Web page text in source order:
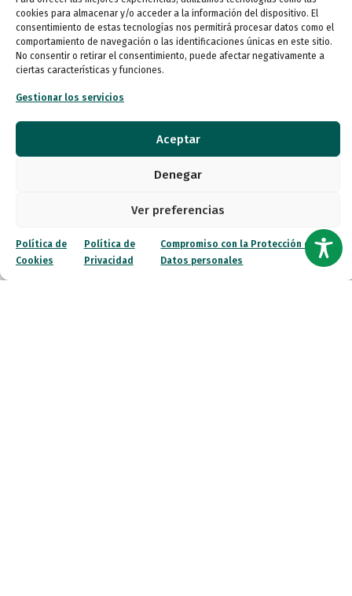
cookies para almacenar y/o acceder a la información del dispositivo. El
consentimiento de estas tecnologías nos permitirá procesar datos como el
comportamiento de navegación o las identificaciones únicas en este sitio.
No consentir o retirar el consentimiento, puede afectar negativamente a
ciertas características y funciones.
Gestionar los servicios
Aceptar
Denegar
Ver preferencias
Política de
Cookies
Política de
Privacidad
Compromiso con la Protección de
Datos personales
Apoyo a las personas con autismo
Apoyo a los apoyos
Apoyo a entidades
Investigación y transferencia del conocimiento
autismo
Programas orientados a empoderar a las
personas con
autismo
, promover su bienestar y facilitar su participación
activa. Diseñamos programas para quienes necesitan